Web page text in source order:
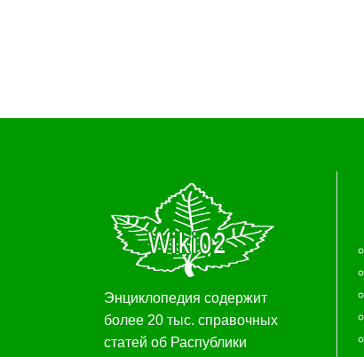
Энциклопедия содержит
более 20 тыс. справочных
статей об Распублики